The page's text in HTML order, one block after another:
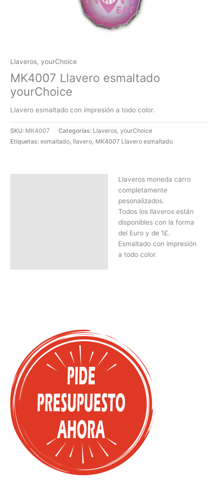
Llaveros,yourChoice
MK4007 Llavero esmaltado
yourChoice
Llavero esmaltado con impresión a todo color.
SKU: MK4007 Categorías: Llaveros,yourChoice
Etiquetas:esmaltado, llavero, MK4007 Llavero esmaltado
Llaveros moneda carro
completamente
pesonalizados.
Todos los llaveros están
disponibles con la forma
del Euro y de 1£.
Esmaltado con impresión
a todo color.